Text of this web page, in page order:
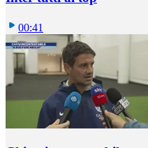
00:41